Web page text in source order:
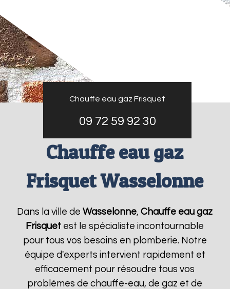
Chauffe eau gaz Frisquet
09 72 59 92 30
Chauffe eau gaz
Frisquet Wasselonne
Dans la ville deWasselonne,Chauffe eau gaz
Frisquet est le spécialiste incontournable
pour tous vos besoins en plomberie. Notre
équipe d'experts intervient rapidement et
efficacement pour résoudre tous vos
problèmes de chauffe-eau, de gaz et de